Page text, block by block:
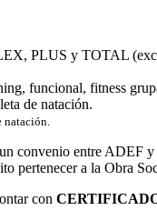
PLUS y TOTAL
funcional, fitness
de natación.
convenio entre ADEF y
pertenecer a la Obra
con